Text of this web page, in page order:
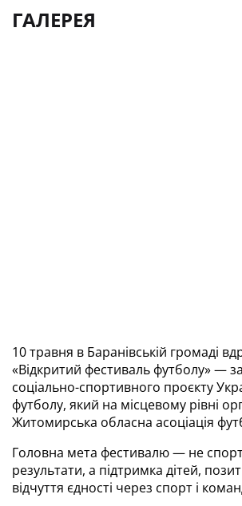
ГАЛЕРЕЯ
10 травня в Баранівській громаді
«Відкритий фестиваль футболу» —
соціально-спортивного проєкту
футболу, який на місцевому рівні
Житомирська обласна асоціація
Головна мета фестивалю — не
результати, а підтримка дітей,
відчуття єдності через спорт і